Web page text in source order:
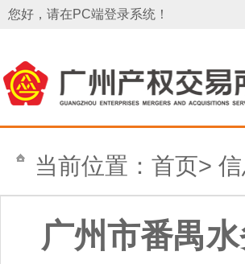
您好，请在PC端登录系统！
当前位置： 首页>
广州市番禺